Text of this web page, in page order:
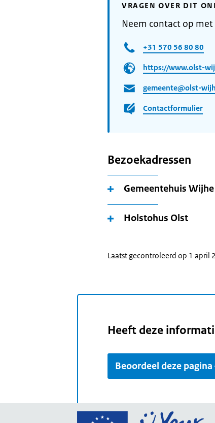
VRAGEN OVER DIT
Neem contact op
+31 570 56 80 80
https://www.olst-
gemeente@olst-
Contactformulier
Bezoekadressen
Gemeentehuis Wijhe
Holstohus Olst
Laatst gecontroleerd op 1 april
Heeft deze
Beoordeel deze pagina
Ga